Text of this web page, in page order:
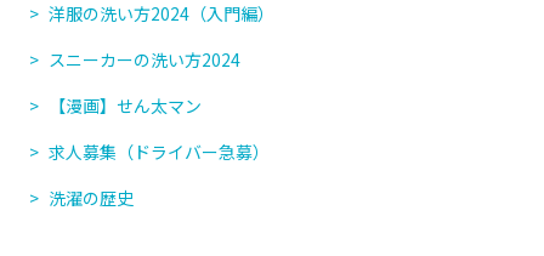
洋服の洗い方2024（入門編）
スニーカーの洗い方2024
【漫画】せん太マン
求人募集（ドライバー急募）
洗濯の歴史